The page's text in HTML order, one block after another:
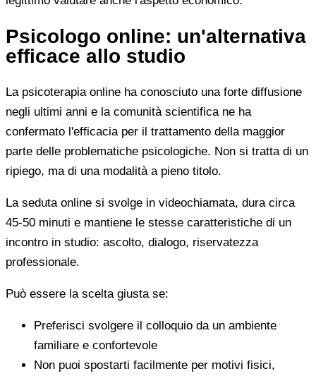
Psicologo online: un'alternativa
efficace allo studio
La psicoterapia online ha conosciuto una forte diffusione
negli ultimi anni e la comunità scientifica ne ha
confermato l'efficacia per il trattamento della maggior
parte delle problematiche psicologiche. Non si tratta di un
ripiego, ma di una modalità a pieno titolo.
La seduta online si svolge in videochiamata, dura circa
45-50 minuti e mantiene le stesse caratteristiche di un
incontro in studio: ascolto, dialogo, riservatezza
professionale.
Può essere la scelta giusta se:
Preferisci svolgere il colloquio da un ambiente
familiare e confortevole
Non puoi spostarti facilmente per motivi fisici,